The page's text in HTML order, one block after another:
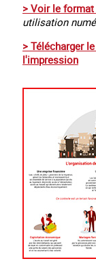
> Voir le format
utilisation
> Télécharger
l'impression